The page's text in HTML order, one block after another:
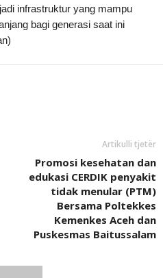
infrastruktur yang mampu
bagi generasi saat ini
Artikulli tjetër
Promosi kesehatan dan
edukasi CERDIK penyakit
tidak menular (PTM)
Bersama Poltekkes
Kemenkes Aceh dan
Puskesmas Baitussalam